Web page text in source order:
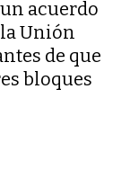
acuerdo
Unión
de que
bloques